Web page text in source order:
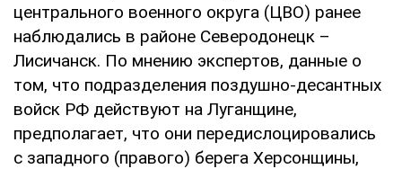
центрального военного округа (ЦВО) ранее
наблюдались в районе Северодонецк –
Лисичанск. По мнению экспертов, данные о
том, что подразделения поздушно-десантных
войск РФ действуют на Луганщине,
предполагает, что они передислоцировались
с западного (правого) берега Херсонщины,